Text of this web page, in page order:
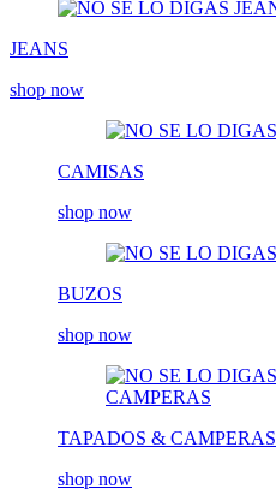
JEANS
shop now
CAMISAS
shop now
BUZOS
shop now
TAPADOS & CAMPERAS
shop now